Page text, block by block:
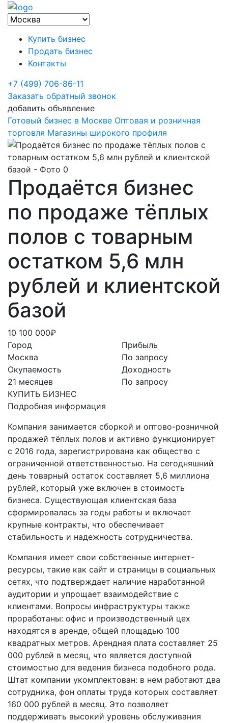
Купить бизнес
Продать бизнес
Контакты
+7 (499) 706-86-11
Заказать обратный звонок
добавить объявление
Готовый бизнес в Москве Оптовая и розничная
торговля Магазины широкого профиля
Продаётся бизнес
по продаже тёплых
полов с товарным
остатком 5,6 млн
рублей и клиентской
базой
10 100 000₽
Город
Москва
Окупаемость
21 месяцев
КУПИТЬ БИЗНЕС
Прибыль
По запросу
Доходность
По запросу
Подробная информация
Компания занимается сборкой и оптово-розничной
продажей тёплых полов и активно функционирует
с 2016 года, зарегистрирована как общество с
ограниченной ответственностью. На сегодняшний
день товарный остаток составляет 5,6 миллиона
рублей, который уже включен в стоимость
бизнеса. Существующая клиентская база
сформировалась за годы работы и включает
крупные контракты, что обеспечивает
стабильность и надежность сотрудничества.
Компания имеет свои собственные интернет-
ресурсы, такие как сайт и страницы в социальных
сетях, что подтверждает наличие наработанной
аудитории и упрощает взаимодействие с
клиентами. Вопросы инфраструктуры также
проработаны: офис и производственный цех
находятся в аренде, общей площадью 100
квадратных метров. Арендная плата составляет 25
000 рублей в месяц, что является доступной
стоимостью для ведения бизнеса подобного рода.
Штат компании укомплектован: в нем работают два
сотрудника, фон оплаты труда которых составляет
160 000 рублей в месяц. Это позволяет
поддерживать высокий уровень обслуживания